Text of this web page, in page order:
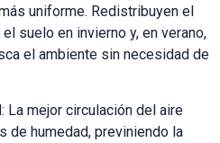
uniforme. Redistribuyen el
suelo en invierno y, en verano,
el ambiente sin necesidad de
: La mejor circulación del aire
de humedad, previniendo la